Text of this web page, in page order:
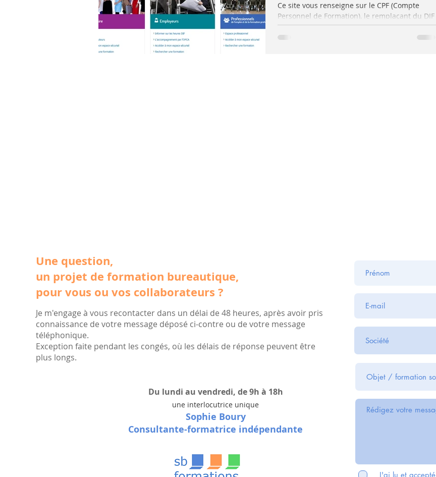
Ce site vous renseigne sur le CPF (Compte
Personnel de Formation), le remplaçant du DIF
(Droit Individuel à la Formation). Il est
destiné...
Une question,
un projet de formation bureautique,
pour vous ou vos collaborateurs ?
Je m'engage à vous recontacter dans un délai de 48 heures, après avoir pris
connaissance de votre message déposé ci-contre ou de votre message
téléphonique.
Exception faite pendant les congés, où les délais de réponse peuvent être
plus longs.
Du lundi au vendredi, de 9h à 18h
une interlocutrice unique
Sophie Boury
Consultante-formatrice indépendante
J'ai lu et accepté